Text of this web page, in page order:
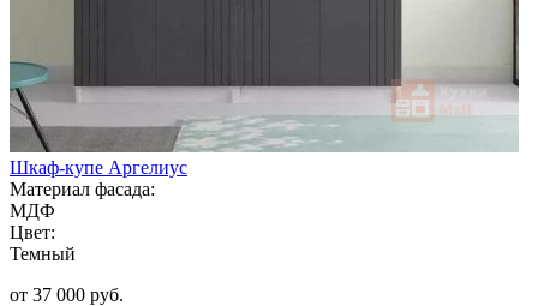
Шкаф-купе Аргелиус
Материал фасада:
МДФ
Цвет:
Темный
от 37 000 руб.